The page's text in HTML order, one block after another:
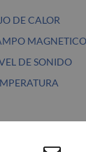
DE CALOR
MAGNETICO
DE SONIDO
DE FASES